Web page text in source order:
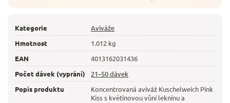
Kategorie
Aviváže
Hmotnost
1.012 kg
EAN
4013162031436
Počet dávek (vyprání)
21–50 dávek
Popis produktu
Koncentrovaná aviváž Kuschelweich Pink
Kiss s květinovou vůní leknínu a